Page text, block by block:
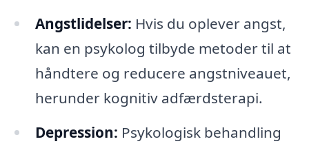
Angstlidelser: Hvis du oplever angst,
kan en psykolog tilbyde metoder til at
håndtere og reducere angstniveauet,
herunder kognitiv adfærdsterapi.
Depression: Psykologisk behandling